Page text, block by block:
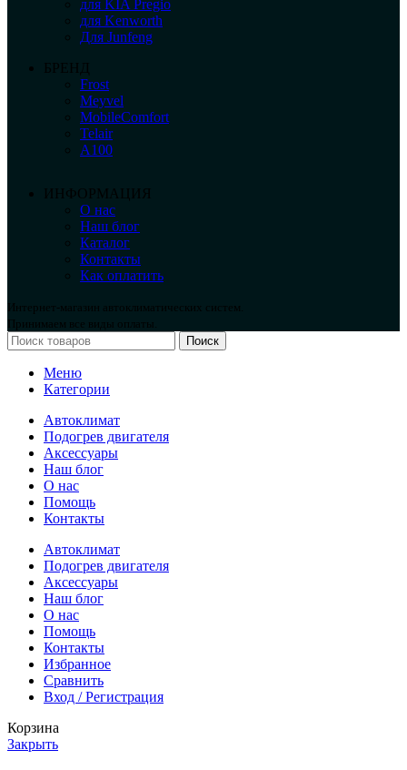
для KIA Pregio
для Kenworth
Для Junfeng
БРЕНД
Frost
Meyvel
MobileComfort
Telair
А100
ИНФОРМАЦИЯ
О нас
Наш блог
Каталог
Контакты
Как оплатить
Интернет-магазин автоклиматических систем.
Принимаем все виды оплаты.
Поиск
Меню
Категории
Автоклимат
Подогрев двигателя
Аксессуары
Наш блог
О нас
Помощь
Контакты
Автоклимат
Подогрев двигателя
Аксессуары
Наш блог
О нас
Помощь
Контакты
Избранное
Сравнить
Вход / Регистрация
Корзина
Закрыть